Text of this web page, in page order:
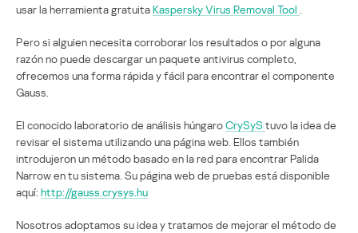
usar la herramienta gratuitaKaspersky Virus Removal Tool
Pero si alguien necesita corroborar los resultados o por alguna
razón no puede descargar un paquete antivirus completo,
ofrecemos una forma rápida y fácil para encontrar el componente
Gauss.
El conocido laboratorio de análisis húngaroCrySyS tuvo la idea de
revisar el sistema utilizando una página web. Ellos también
introdujeron un método basado en la red para encontrar Palida
Narrow en tu sistema. Su página web de pruebas está disponible
aquí: http://gauss.crysys.hu
Nosotros adoptamos su idea y tratamos de mejorar el método de